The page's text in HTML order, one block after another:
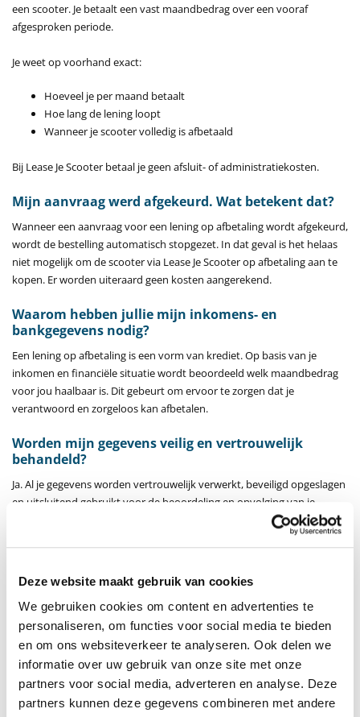
Deze website maakt gebruik van cookies
We gebruiken cookies om content en advertenties te
personaliseren, om functies voor social media te bieden
en om ons websiteverkeer te analyseren. Ook delen we
informatie over uw gebruik van onze site met onze
partners voor social media, adverteren en analyse. Deze
partners kunnen deze gegevens combineren met andere
een scooter. Je betaalt een vast maandbedrag over een vooraf
afgesproken periode.
Je weet op voorhand exact:
Hoeveel je per maand betaalt
Hoe lang de lening loopt
Wanneer je scooter volledig is afbetaald
Bij Lease Je Scooter betaal je geen afsluit- of administratiekosten.
Mijn aanvraag werd afgekeurd. Wat betekent dat?
Wanneer een aanvraag voor een lening op afbetaling wordt afgekeurd,
wordt de bestelling automatisch stopgezet. In dat geval is het helaas
niet mogelijk om de scooter via Lease Je Scooter op afbetaling aan te
kopen. Er worden uiteraard geen kosten aangerekend.
Waarom hebben jullie mijn inkomens- en
bankgegevens nodig?
Een lening op afbetaling is een vorm van krediet. Op basis van je
inkomen en financiële situatie wordt beoordeeld welk maandbedrag
voor jou haalbaar is. Dit gebeurt om ervoor te zorgen dat je
verantwoord en zorgeloos kan afbetalen.
Worden mijn gegevens veilig en vertrouwelijk
behandeld?
Ja. Al je gegevens worden vertrouwelijk verwerkt, beveiligd opgeslagen
en uitsluitend gebruikt voor de beoordeling en opvolging van je
De looptijd van je lening hangt af van:
De totale aankoopprijs van je scooter
Het gekozen maandbedrag
Samen bepalen deze factoren een vaste en duidelijke looptijd, zodat je
vooraf precies weet waar je aan toe bent.